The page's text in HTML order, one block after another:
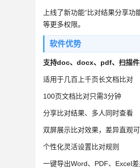
上线了新功能“比对结果分享
等更多权限。
软件优势
支持doc、docx、pdf、扫描
适用于几百上千页长文档比对
100页文档比对只需3分钟
分享比对结果、多人同时查看
双屏展示比对效果，差异直观
个性化灵活设置比对规则
一键导出Word、PDF、Excel